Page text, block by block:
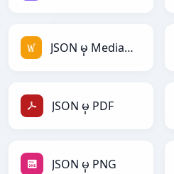
JSON မှ MediaWiki
JSON မှ PDF
JSON မှ PNG